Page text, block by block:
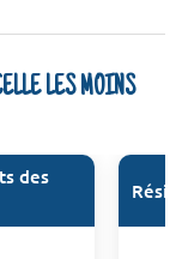
LES MOINS
des